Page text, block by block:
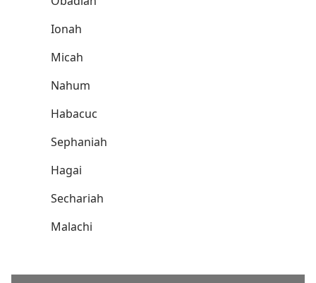
Ionah
Micah
Nahum
Habacuc
Sephaniah
Hagai
Sechariah
Malachi